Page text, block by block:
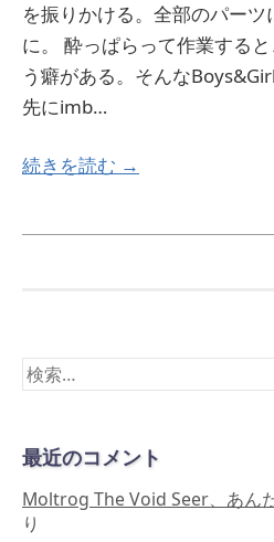
を振りかける。全部のパーツ
に。 酔っぱらって作業する
う癖がある。そんな
先にimb…
続きを読む →
検
索:
最近のコメント
Moltrog The Void Seer、あん
り